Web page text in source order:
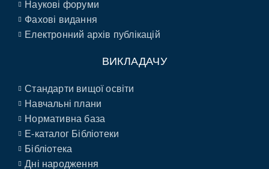
Наукові форуми
Фахові видання
Електронний архів публікацій
ВИКЛАДАЧУ
Стандарти вищої освіти
Навчальні плани
Нормативна база
E-каталог Бібліотеки
Бібліотека
Дні народження